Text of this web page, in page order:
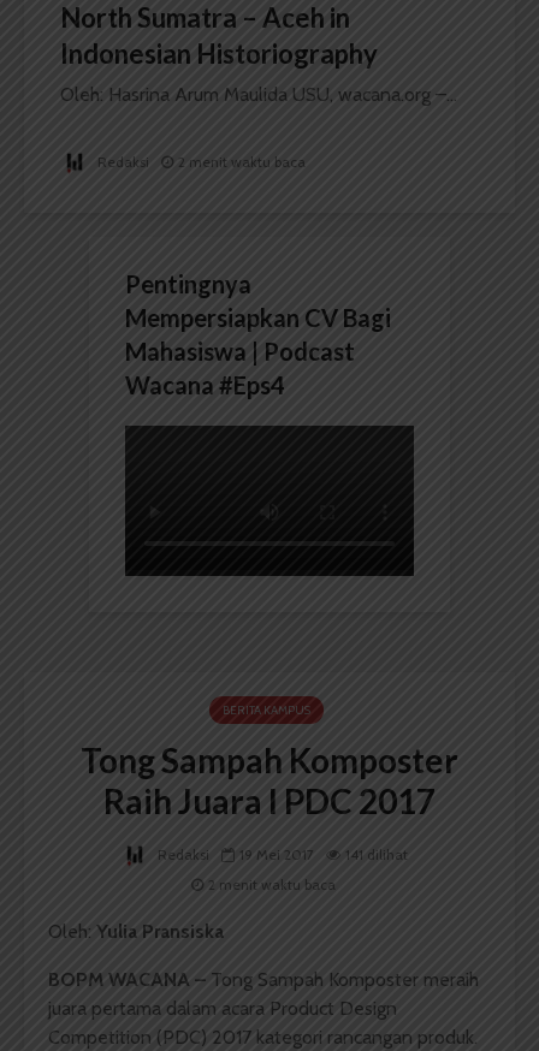
North Sumatra – Aceh in
Indonesian Historiography
Oleh: Hasrina Arum Maulida USU, wacana.org –...
Redaksi 2 menit waktu baca
Pentingnya
Mempersiapkan CV Bagi
Mahasiswa | Podcast
Wacana #Eps4
BERITA KAMPUS
Tong Sampah Komposter
Raih Juara I PDC 2017
Redaksi 19 Mei 2017
141 dilihat
2 menit waktu baca
Oleh: Yulia Pransiska
BOPM WACANA – Tong Sampah Komposter meraih
juara pertama dalam acara Product Design
Competition (PDC) 2017 kategori rancangan produk.